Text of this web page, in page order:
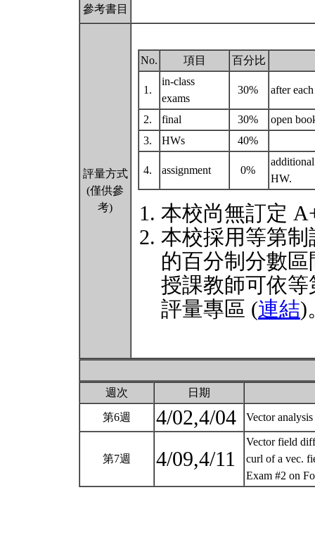
參考書目
評量方式
(僅供參
考)
No. 項目 百分比
1.
in-class
exams
30% after
2. final 30%
open
3.
HWs 40%
4. assignment 0%
HW.
本校尚無訂定
本校採用等第
的百分制分數
授課教師可依
評量專區 (連結)
週次 日期
第6週 4/02,4/04 Vector analysis
第7週 4/09,4/11
Vector field
curl of a vec.
Exam #2 on